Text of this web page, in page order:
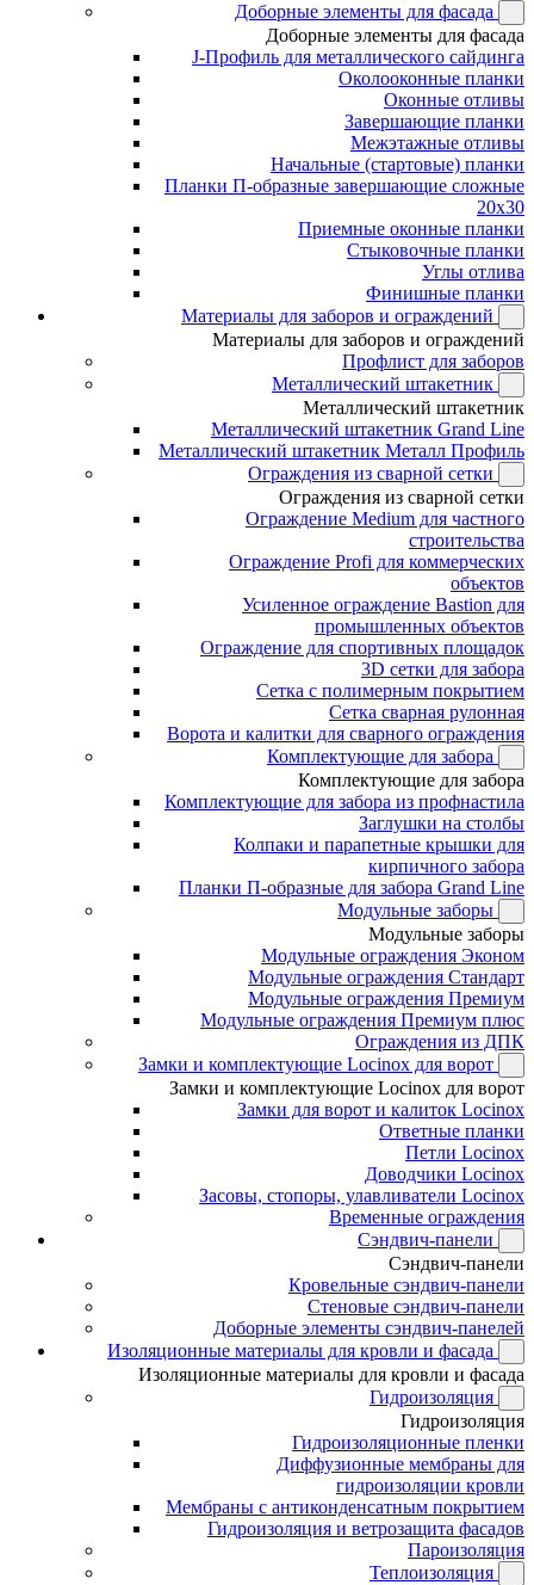
Доборные элементы для фасада
Доборные элементы для фасада
J-Профиль для металлического сайдинга
Околооконные планки
Оконные отливы
Завершающие планки
Межэтажные отливы
Начальные (стартовые) планки
Планки П-образные завершающие сложные
20x30
Приемные оконные планки
Стыковочные планки
Углы отлива
Финишные планки
Материалы для заборов и ограждений
Материалы для заборов и ограждений
Профлист для заборов
Металлический штакетник
Металлический штакетник
Металлический штакетник Grand Line
Металлический штакетник Металл Профиль
Ограждения из сварной сетки
Ограждения из сварной сетки
Ограждение Medium для частного
строительства
Ограждение Profi для коммерческих
объектов
Усиленное ограждение Bastion для
промышленных объектов
Ограждение для спортивных площадок
3D сетки для забора
Сетка с полимерным покрытием
Сетка сварная рулонная
Ворота и калитки для сварного ограждения
Комплектующие для забора
Комплектующие для забора
Комплектующие для забора из профнастила
Заглушки на столбы
Колпаки и парапетные крышки для
кирпичного забора
Планки П-образные для забора Grand Line
Модульные заборы
Модульные заборы
Модульные ограждения Эконом
Модульные ограждения Стандарт
Модульные ограждения Премиум
Модульные ограждения Премиум плюс
Ограждения из ДПК
Замки и комплектующие Locinox для ворот
Замки и комплектующие Locinox для ворот
Замки для ворот и калиток Locinox
Ответные планки
Петли Locinox
Доводчики Locinox
Засовы, стопоры, улавливатели Locinox
Временные ограждения
Сэндвич-панели
Сэндвич-панели
Кровельные сэндвич-панели
Стеновые сэндвич-панели
Доборные элементы сэндвич-панелей
Изоляционные материалы для кровли и фасада
Изоляционные материалы для кровли и фасада
Гидроизоляция
Гидроизоляция
Гидроизоляционные пленки
Диффузионные мембраны для
гидроизоляции кровли
Мембраны с антиконденсатным покрытием
Гидроизоляция и ветрозащита фасадов
Пароизоляция
Теплоизоляция